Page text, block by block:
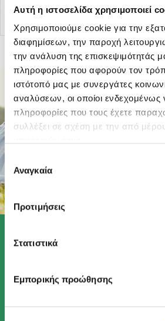
Αυτή η ιστοσελίδα χρησιμοποιεί
Χρησιμοποιούμε cookie για την
διαφημίσεων, την παροχή
την ανάλυση της επισκεψιμότητάς
πληροφορίες που αφορούν τον
ιστότοπό μας με συνεργάτες
αναλύσεων, οι οποίοι ενδεχομένως
πληροφορίες που τους έχετε
συλλέξει σε σχέση με την από
συγκατάθεσης
Αναγκαία
Προτιμήσεις
Στατιστικά
Εμπορικής προώθησης
αίσθημα φροντίδας που
καλύτερο μέλλον στις